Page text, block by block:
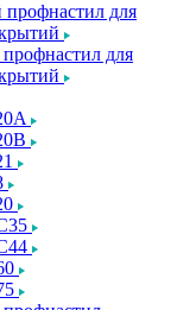
для
для